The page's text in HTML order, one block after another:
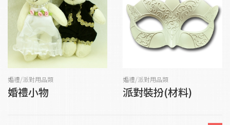
婚禮/派對用品類
婚禮小物
婚禮/派對用品類
派對裝扮(材料)